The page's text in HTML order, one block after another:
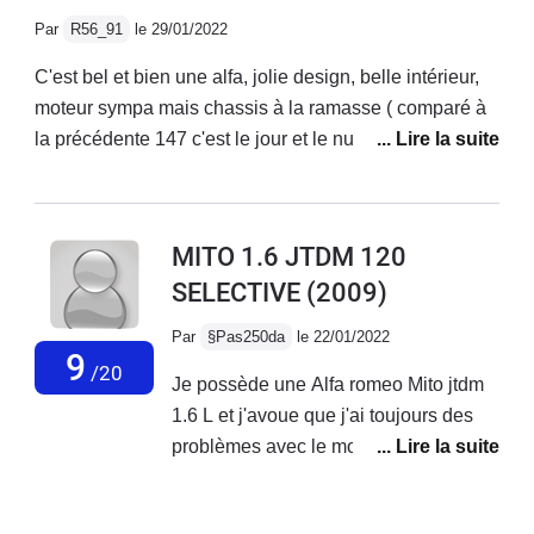
confortable.Très belle sonorité qui donne envie
d'accélerer, même avec la ligne d'origine.Enfin
magnifique design, c'est une voiture très belle à
regarder.
Par R56_91 le 29/01/2022
C'est bel et bien une alfa, jolie design, belle intérieur,
moteur sympa mais chassis à la ramasse ( comparé à
la précédente 147 c'est le jour et le nuit...) Fiabilité à
km...).Je ne l'ai finalement gardé seulement 1 an.2000
du haut moteur (multi air) et entretien classique suite à
quoi une conductrice à gentiment mis fin à mes
souffrances en me refusant une priorité... RIP la mito :)
9 /20
MITO 1.6 JTDM 120
SELECTIVE (2009)
Par §Pas250da le 22/01/2022
Je possède une Alfa romeo Mito jtdm
1.6 L et j'avoue que j'ai toujours des
problèmes avec le moteur au quel